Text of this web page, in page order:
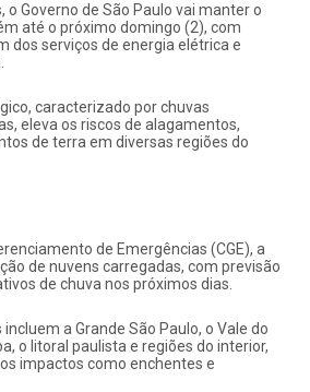
o Governo de São Paulo vai manter o
até o próximo domingo (2), com
dos serviços de energia elétrica e
caracterizado por chuvas
eleva os riscos de alagamentos,
de terra em diversas regiões do
de Emergências (CGE), a
de nuvens carregadas, com previsão
de chuva nos próximos dias.
a Grande São Paulo, o Vale do
o litoral paulista e regiões do interior,
impactos como enchentes e